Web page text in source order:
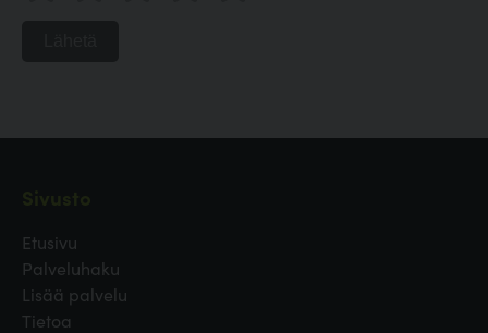
Etusivu
Palveluhaku
Lisää palvelu
Tietoa